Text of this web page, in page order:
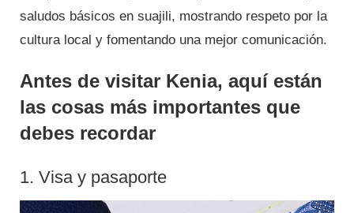
saludos básicos en suajili, mostrando respeto por la
cultura local y fomentando una mejor comunicación.
Antes de visitar Kenia, aquí están
las cosas más importantes que
debes recordar
1. Visa y pasaporte